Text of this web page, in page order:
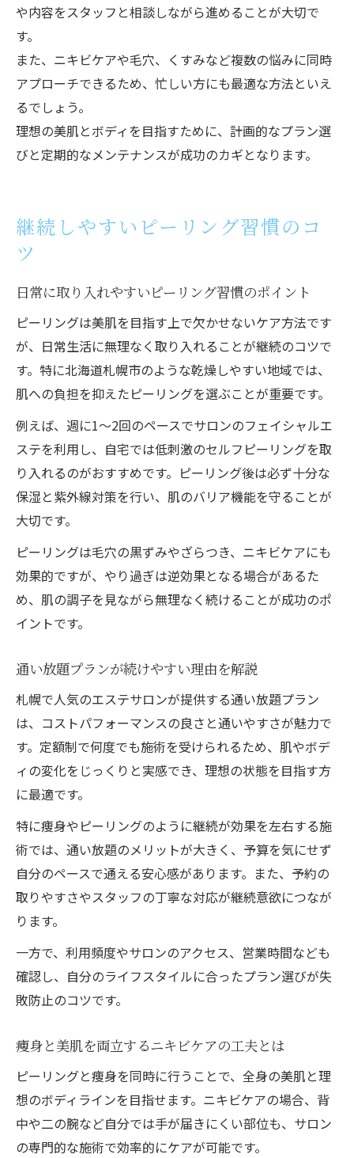
や内容をスタッフと相談しながら進めることが大切で
す。
また、ニキビケアや毛穴、くすみなど複数の悩みに同時
アプローチできるため、忙しい方にも最適な方法といえ
るでしょう。
理想の美肌とボディを目指すために、計画的なプラン選
びと定期的なメンテナンスが成功のカギとなります。
継続しやすいピーリング習慣のコ
ツ
日常に取り入れやすいピーリング習慣のポイント
ピーリングは美肌を目指す上で欠かせないケア方法です
が、日常生活に無理なく取り入れることが継続のコツで
す。特に北海道札幌市のような乾燥しやすい地域では、
肌への負担を抑えたピーリングを選ぶことが重要です。
例えば、週に1～2回のペースでサロンのフェイシャルエ
ステを利用し、自宅では低刺激のセルフピーリングを取
り入れるのがおすすめです。ピーリング後は必ず十分な
保湿と紫外線対策を行い、肌のバリア機能を守ることが
大切です。
ピーリングは毛穴の黒ずみやざらつき、ニキビケアにも
効果的ですが、やり過ぎは逆効果となる場合があるた
め、肌の調子を見ながら無理なく続けることが成功のポ
イントです。
通い放題プランが続けやすい理由を解説
札幌で人気のエステサロンが提供する通い放題プラン
は、コストパフォーマンスの良さと通いやすさが魅力で
す。定額制で何度でも施術を受けられるため、肌やボデ
ィの変化をじっくりと実感でき、理想の状態を目指す方
に最適です。
特に痩身やピーリングのように継続が効果を左右する施
術では、通い放題のメリットが大きく、予算を気にせず
自分のペースで通える安心感があります。また、予約の
取りやすさやスタッフの丁寧な対応が継続意欲につなが
ります。
一方で、利用頻度やサロンのアクセス、営業時間なども
確認し、自分のライフスタイルに合ったプラン選びが失
敗防止のコツです。
痩身と美肌を両立するニキビケアの工夫とは
ピーリングと痩身を同時に行うことで、全身の美肌と理
想のボディラインを目指せます。ニキビケアの場合、背
中や二の腕など自分では手が届きにくい部位も、サロン
の専門的な施術で効率的にケアが可能です。